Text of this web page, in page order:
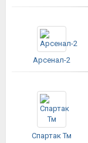
Арсенал-2
Спартак Тм